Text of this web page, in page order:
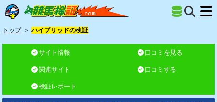
トップ ＞ ハイブリッドの検証
サイト情報 口コミを見る
関連サイト 口コミする
検証レポート